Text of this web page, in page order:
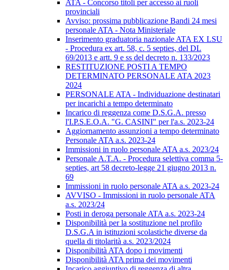
ATA - Concorso titoli per accesso ai ruoli
provinciali
Avviso: prossima pubblicazione Bandi 24 mesi
personale ATA - Nota Ministeriale
Inserimento graduatoria nazionale ATA EX LSU
- Procedura ex art. 58, c. 5 septies, del DL
69/2013 e artt. 9 e ss del decreto n. 133/2023
RESTITUZIONE POSTI A TEMPO
DETERMINATO PERSONALE ATA 2023
2024
PERSONALE ATA - Individuazione destinatari
per incarichi a tempo determinato
Incarico di reggenza come D.S.G.A. presso
l'I.P.S.E.O.A. "G. CASINI" per l'a.s. 2023-24
Aggiornamento assunzioni a tempo determinato
Personale ATA a.s. 2023-24
Immissioni in ruolo personale ATA a.s. 2023/24
Personale A.T.A. - Procedura selettiva comma 5-
septies, art 58 decreto-legge 21 giugno 2013 n.
69
Immissioni in ruolo personale ATA a.s. 2023-24
AVVISO - Immissioni in ruolo personale ATA
a.s. 2023/24
Posti in deroga personale ATA a.s. 2023-24
Disponibilità per la sostituzione nel profilo
D.S.G.A in istituzioni scolastiche diverse da
quella di titolarità a.s. 2023/2024
Disponibilità ATA dopo i movimenti
Disponibilità ATA prima dei movimenti